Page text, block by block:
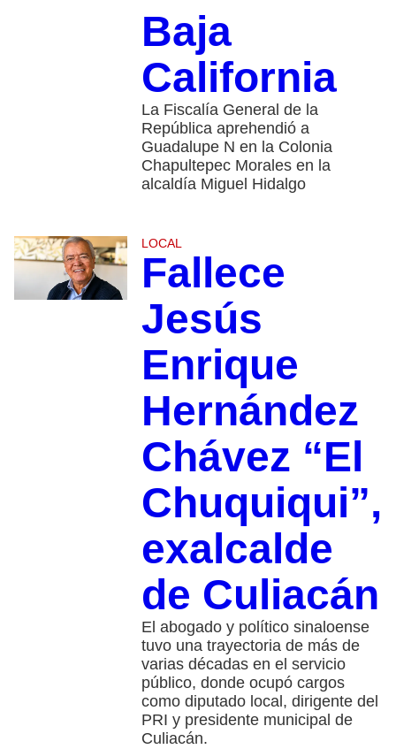
Baja
California
La Fiscalía General de la
República aprehendió a
Guadalupe N en la Colonia
Chapultepec Morales en la
alcaldía Miguel Hidalgo
LOCAL
Fallece
Jesús
Enrique
Hernández
Chávez “El
Chuquiqui”,
exalcalde
de Culiacán
El abogado y político sinaloense
tuvo una trayectoria de más de
varias décadas en el servicio
público, donde ocupó cargos
como diputado local, dirigente del
PRI y presidente municipal de
Culiacán.